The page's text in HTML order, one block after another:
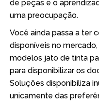
de peças e o
uma preocupação.
Você ainda passa a ter
disponíveis no
modelos jato de tinta
para disponibilizar os
Soluções disponibiliza
unicamente das